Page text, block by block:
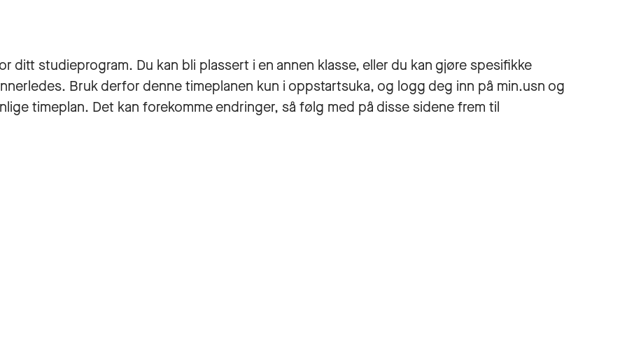
ditt studieprogram. Du kan bli plassert i en annen klasse, eller du kan gjøre spesifikke
Bruk derfor denne timeplanen kun i oppstartsuka, og logg deg inn på min.usn og
timeplan. Det kan forekomme endringer, så følg med på disse sidene frem til